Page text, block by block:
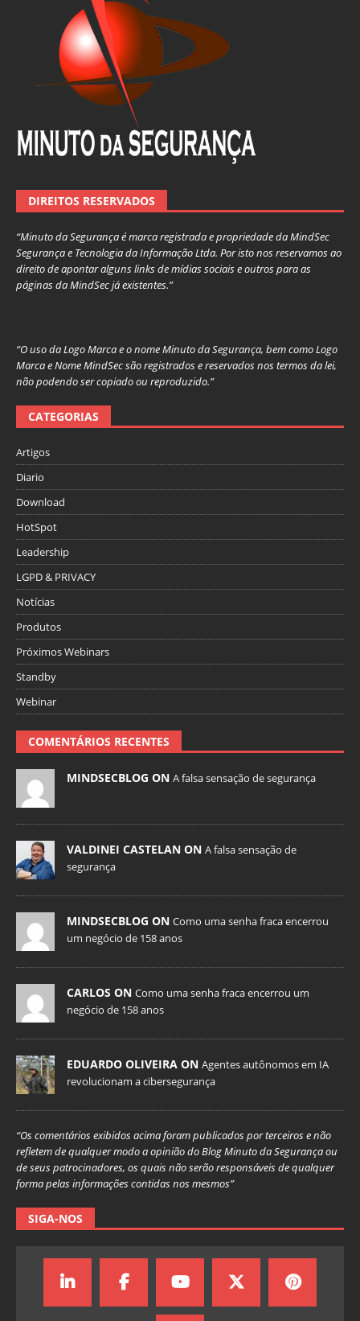
DIREITOS RESERVADOS
“Minuto da Segurança é marca registrada e propriedade da MindSec
Segurança e Tecnologia da Informação Ltda. Por isto nos reservamos ao
direito de apontar alguns links de mídias sociais e outros para as
páginas da MindSec já existentes.”
“O uso da Logo Marca e o nome Minuto da Segurança, bem como Logo
Marca e Nome MindSec são registrados e reservados nos termos da lei,
não podendo ser copiado ou reproduzido.”
CATEGORIAS
Artigos
Diario
Download
HotSpot
Leadership
LGPD & PRIVACY
Notícias
Produtos
Próximos Webinars
Standby
Webinar
COMENTÁRIOS RECENTES
MINDSECBLOG ON A falsa sensação de segurança
VALDINEI CASTELAN ON A falsa sensação de
segurança
MINDSECBLOG ON Como uma senha fraca encerrou
um negócio de 158 anos
CARLOS ON Como uma senha fraca encerrou um
negócio de 158 anos
EDUARDO OLIVEIRA ON Agentes autônomos em IA
revolucionam a cibersegurança
“Os comentários exibidos acima foram publicados por terceiros e não
refletem de qualquer modo a opinião do Blog Minuto da Segurança ou
de seus patrocinadores, os quais não serão responsáveis de qualquer
forma pelas informações contidas nos mesmos”
SIGA-NOS